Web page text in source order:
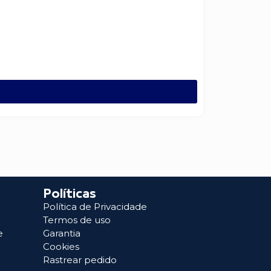
Políticas
Política de Privacidade
Termos de uso
Garantia
Cookies
Rastrear pedido